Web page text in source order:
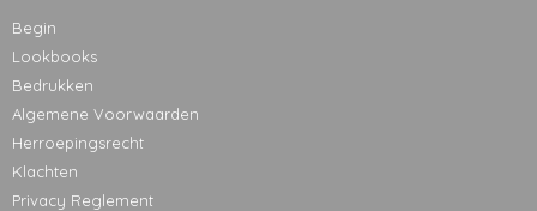
Begin
Lookbooks
Bedrukken
Algemene Voorwaarden
Herroepingsrecht
Klachten
Privacy Reglement